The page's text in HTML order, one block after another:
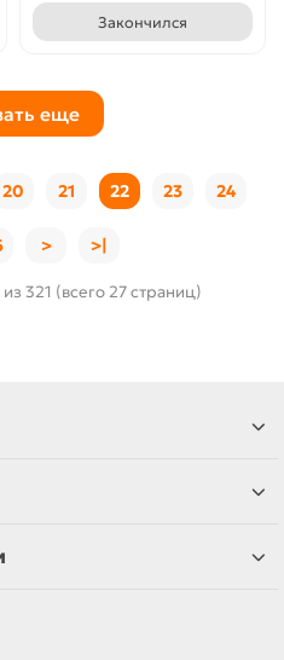
Закончился
еще
20 21 22 23 24
> >|
321 (всего 27 страниц)